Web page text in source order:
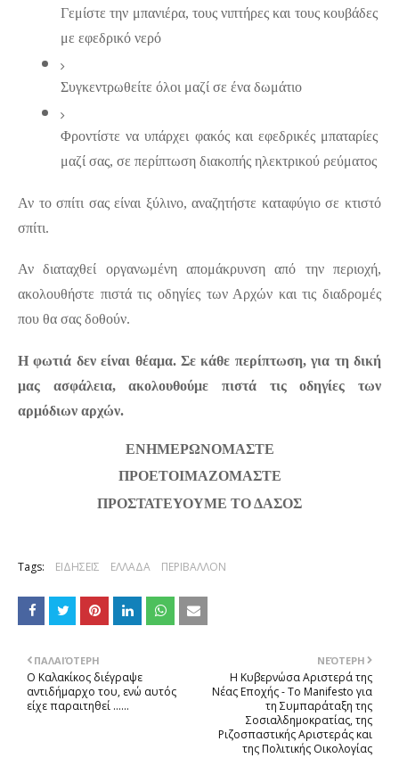
Γεμίστε την μπανιέρα, τους νιπτήρες και τους κουβάδες
με εφεδρικό νερό
Συγκεντρωθείτε όλοι μαζί σε ένα δωμάτιο
Φροντίστε να υπάρχει φακός και εφεδρικές μπαταρίες
μαζί σας, σε περίπτωση διακοπής ηλεκτρικού ρεύματος
Αν το σπίτι σας είναι ξύλινο, αναζητήστε καταφύγιο σε κτιστό
σπίτι.
Αν διαταχθεί οργανωμένη απομάκρυνση από την περιοχή,
ακολουθήστε πιστά τις οδηγίες των Αρχών και τις διαδρομές
που θα σας δοθούν.
Η φωτιά δεν είναι θέαμα. Σε κάθε περίπτωση, για τη δική
μας ασφάλεια, ακολουθούμε πιστά τις οδηγίες των
αρμόδιων αρχών.
ΕΝΗΜΕΡΩΝΟΜΑΣΤΕ
ΠΡΟΕΤΟΙΜΑΖΟΜΑΣΤΕ
ΠΡΟΣΤΑΤΕΥΟΥΜΕ ΤΟ ΔΑΣΟΣ
Tags: ΕΙΔΗΣΕΙΣ ΕΛΛΑΔΑ ΠΕΡΙΒΑΛΛΟΝ
ΝΕΌΤΕΡΗ
Η Κυβερνώσα Αριστερά της
Νέας Εποχής - To Manifesto για
τη Συμπαράταξη της
Σοσιαλδημοκρατίας, της
Ριζοσπαστικής Αριστεράς και
της Πολιτικής Οικολογίας
ΠΑΛΑΙΌΤΕΡΗ
Ο Καλακίκος διέγραψε
αντιδήμαρχο του, ενώ αυτός
είχε παραιτηθεί ......